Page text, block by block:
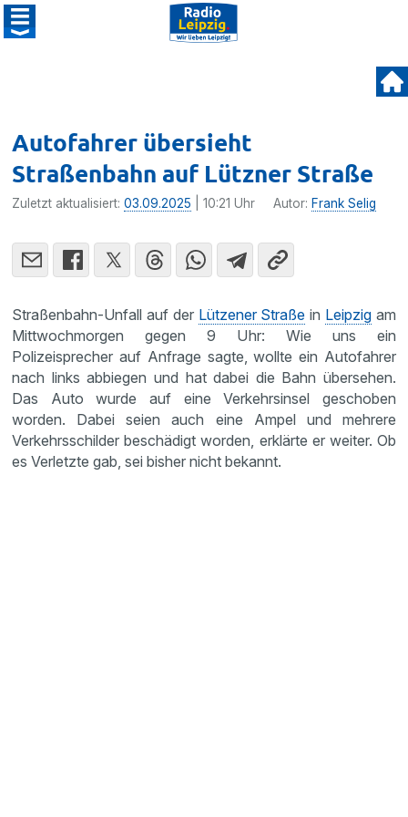
Autofahrer übersieht
Straßenbahn auf Lützner Straße
Zuletzt aktualisiert:03.09.2025 | 10:21 Uhr Autor: Frank Selig
Straßenbahn-Unfall auf der Lützener Straße in Leipzigam
Mittwochmorgen gegen 9 Uhr: Wie uns ein
Polizeisprecher auf Anfrage sagte, wollte ein Autofahrer
nach links abbiegen und hat dabei die Bahn übersehen.
Das Auto wurde auf eine Verkehrsinsel geschoben
worden. Dabei seien auch eine Ampel und mehrere
Verkehrsschilder beschädigt worden, erklärte er weiter. Ob
es Verletzte gab, sei bisher nicht bekannt.